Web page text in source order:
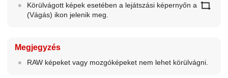
Körülvágott képek esetében a lejátszási képernyőn a
(Vágás) ikon jelenik meg.
Megjegyzés
RAW képeket vagy mozgóképeket nem lehet körülvágni.